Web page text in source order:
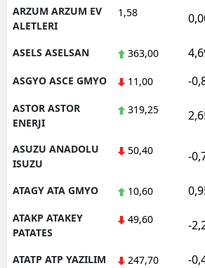
ARZUM ARZUM EV
ALETLERI
1,58
ASELS ASELSAN 363,00
ASGYO ASCE GMYO 11,00 -
ASTOR ASTOR
ENERJI
319,25
ASUZU ANADOLU
ISUZU
50,40 -
ATAGY ATA GMYO 10,60
ATAKP ATAKEY
PATATES
49,60 -
ATATP ATP YAZILIM 247,70 -